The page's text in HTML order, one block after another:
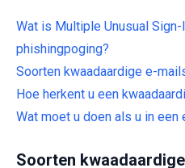
Wat is Multiple Unusual
phishingpoging?
Soorten kwaadaardige e-
Hoe herkent u een
Wat moet u doen als u in
Soorten